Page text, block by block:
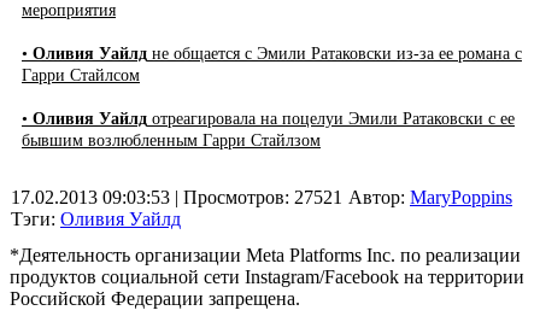
мероприятия
• Оливия Уайлд не общается с Эмили Ратаковски из-за ее романа с
Гарри Стайлсом
• Оливия Уайлд отреагировала на поцелуи Эмили Ратаковски с ее
бывшим возлюбленным Гарри Стайлзом
17.02.2013 09:03:53 | Просмотров: 27521
Тэги: Оливия Уайлд
Автор: MaryPoppins
*Деятельность организации Meta Platforms Inc. по реализации
продуктов социальной сети Instagram/Facebook на территории
Российской Федерации запрещена.